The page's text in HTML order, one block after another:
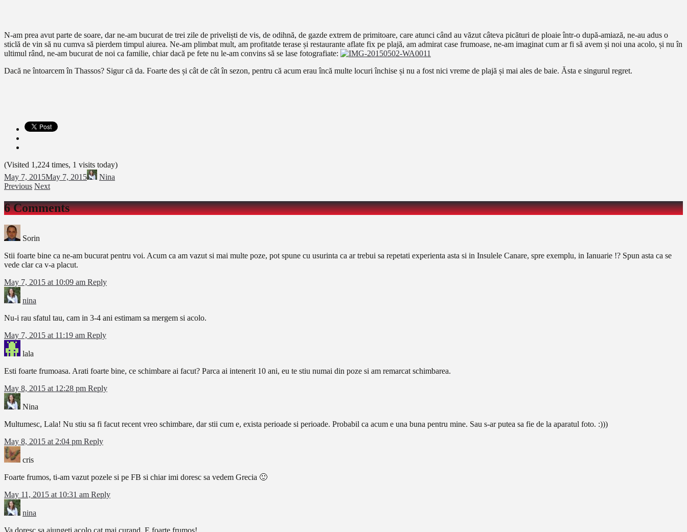
N-am prea avut parte de soare, dar ne-am bucurat de trei zile de priveliști de vis, de odihnă, de gazde extrem de primitoare, care atunci când au văzut câteva picături de ploaie într-o după-amiază, ne-au adus o
sticlă de vin să nu cumva să pierdem timpul aiurea. Ne-am plimbat mult, am profitatde terase și restaurante aflate fix pe plajă, am admirat case frumoase, ne-am imaginat cum ar fi să avem și noi una acolo, și nu în
ultimul rând, ne-am bucurat de noi ca familie, chiar dacă pe fete nu le-am convins să se lase fotografiate:
Dacă ne întoarcem în Thassos? Sigur că da. Foarte des și cât de cât în sezon, pentru că acum erau încă multe locuri închise și nu a fost nici vreme de plajă și mai ales de baie. Ăsta e singurul regret.
(Visited 1,224 times, 1 visits today)
May 7, 2015May 7, 2015
Nina
Previous Next
6 Comments
Sorin
Stii foarte bine ca ne-am bucurat pentru voi. Acum ca am vazut si mai multe poze, pot spune cu usurinta ca ar trebui sa repetati experienta asta si in Insulele Canare, spre exemplu, in Ianuarie !? Spun asta ca se
vede clar ca v-a placut.
May 7, 2015 at 10:09 am Reply
nina
Nu-i rau sfatul tau, cam in 3-4 ani estimam sa mergem si acolo.
May 7, 2015 at 11:19 am Reply
lala
Esti foarte frumoasa. Arati foarte bine, ce schimbare ai facut? Parca ai intenerit 10 ani, eu te stiu numai din poze si am remarcat schimbarea.
May 8, 2015 at 12:28 pm Reply
Nina
Multumesc, Lala! Nu stiu sa fi facut recent vreo schimbare, dar stii cum e, exista perioade si perioade. Probabil ca acum e una buna pentru mine. Sau s-ar putea sa fie de la aparatul foto. :)))
May 8, 2015 at 2:04 pm Reply
cris
Foarte frumos, ti-am vazut pozele si pe FB si chiar imi doresc sa vedem Grecia 🙂
May 11, 2015 at 10:31 am Reply
nina